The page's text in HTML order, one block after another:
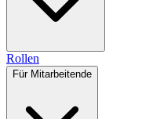
Rollen
Für Mitarbeitende